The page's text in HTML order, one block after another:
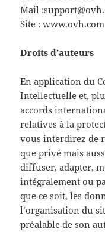
Mail
Site : www.ovh.com
Droits d’auteurs
En application du
Intellectuelle et,
accords
relatives à la
vous interdirez de
que privé mais
diffuser, adapter,
intégralement ou
que ce soit, les
l’organisation du
préalable de son